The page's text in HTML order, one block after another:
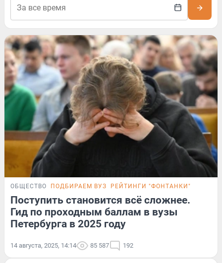
ОБЩЕСТВО ПОДБИРАЕМ ВУЗ РЕЙТИНГИ "ФОНТАНКИ"
Поступить становится всё сложнее.
Гид по проходным баллам в вузы
Петербурга в 2025 году
14 августа, 2025, 14:14 85 587 192